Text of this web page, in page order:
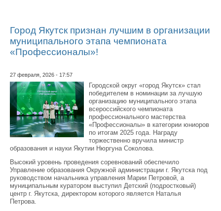
Город Якутск признан лучшим в организации
муниципального этапа чемпионата
«Профессионалы»!
27 февраля, 2026 - 17:57
Городской округ «город Якутск» стал
победителем в номинации за лучшую
организацию муниципального этапа
всероссийского чемпионата
профессионального мастерства
«Профессионалы» в категории юниоров
по итогам 2025 года. Награду
торжественно вручила министр
образования и науки Якутии Нюргуна Соколова.
Высокий уровень проведения соревнований обеспечило
Управление образования Окружной администрации г. Якутска под
руководством начальника управления Марии Петровой, а
муниципальным куратором выступил Детский (подростковый)
центр г. Якутска, директором которого является Наталья
Петрова.